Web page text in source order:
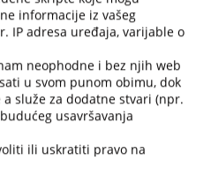
PREGLEDA
informacije iz vašeg
IP adresa uređaja, varijable o
neophodne i bez njih web
u svom punom obimu, dok
služe za dodatne stvari (npr.
usavršavanja
ili uskratiti pravo na